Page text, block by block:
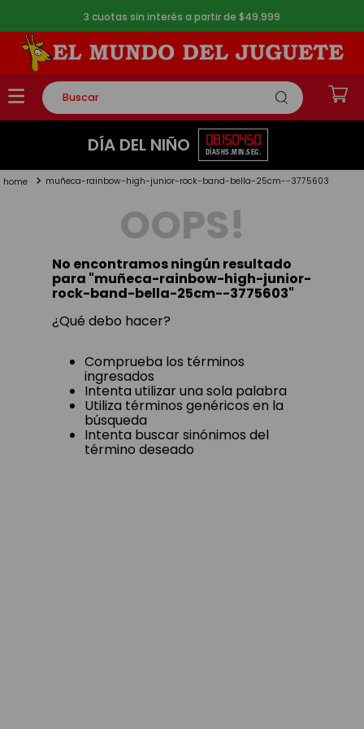
3 cuotas sin interés a partir de $49.999
Buscar
TÉRMINOS MÁS BUSCADOS
2.
lego
toy story
DÍA DEL NIÑO 08
DÍAS
15
HS.
04
MIN.
49
SEG.
muñeca-rainbow-high-junior-rock-band-bella-25cm--3775603
OOPS!
No encontramos ningún resultado
para "muñeca-rainbow-high-junior-
rock-band-bella-25cm--3775603"
¿Qué debo hacer?
Comprueba los términos
ingresados
Intenta utilizar una sola palabra
Utiliza términos genéricos en la
búsqueda
Intenta buscar sinónimos del
término deseado